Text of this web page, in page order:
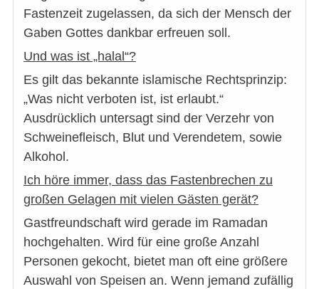
Fastenzeit zugelassen, da sich der Mensch der
Gaben Gottes dankbar erfreuen soll.
Und was ist „halal“?
Es gilt das bekannte islamische Rechtsprinzip:
„Was nicht verboten ist, ist erlaubt.“
Ausdrücklich untersagt sind der Verzehr von
Schweinefleisch, Blut und Verendetem, sowie
Alkohol.
Ich höre immer, dass das Fastenbrechen zu
großen Gelagen mit vielen Gästen gerät?
Gastfreundschaft wird gerade im Ramadan
hochgehalten. Wird für eine große Anzahl
Personen gekocht, bietet man oft eine größere
Auswahl von Speisen an. Wenn jemand zufällig